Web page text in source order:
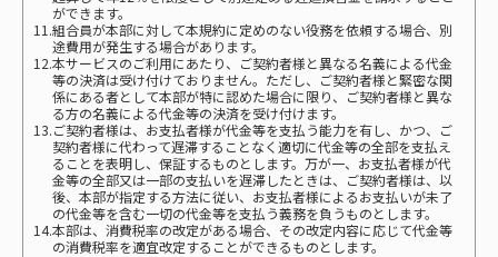
ができます。
11.組合員が本部に対して本規約に定めのない役務を依頼する場合、別
途費用が発生する場合があります。
12.本サービスのご利用にあたり、ご契約者様と異なる名義による代金
等の決済は受け付けておりません。ただし、ご契約者様と緊密な関
係にある者として本部が特に認めた場合に限り、ご契約者様と異な
る方の名義による代金等の決済を受け付けます。
13.ご契約者様は、お支払者様が代金等を支払う能力を有し、かつ、ご
契約者様に代わって遅滞することなく適切に代金等の全部を支払え
ることを表明し、保証するものとします。万が一、お支払者様が代
金等の全部又は一部の支払いを遅滞したときは、ご契約者様は、以
後、本部が指定する方法に従い、お支払者様によるお支払いが未了
の代金等を含む一切の代金等を支払う義務を負うものとします。
14.本部は、消費税率の改定がある場合、その改定内容に応じて代金等
の消費税率を適宜改定することができるものとします。